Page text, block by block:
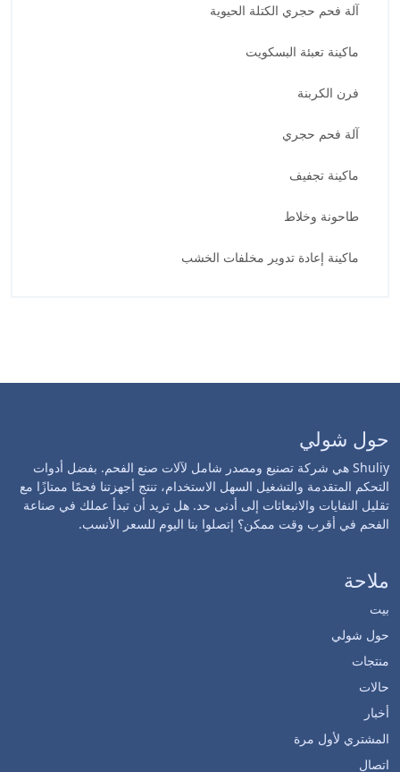
آلة فحم حجري الكتلة الحيوية
ماكينة تعبئة البسكويت
فرن الكربنة
آلة فحم حجري
ماكينة تجفيف
طاحونة وخلاط
ماكينة إعادة تدوير مخلفات الخشب
حول شولي
Shuliy هي شركة تصنيع ومصدر شامل لآلات صنع الفحم. بفضل أدوات
التحكم المتقدمة والتشغيل السهل الاستخدام، تنتج أجهزتنا فحمًا ممتازًا مع
تقليل النفايات والانبعاثات إلى أدنى حد. هل تريد أن تبدأ عملك في صناعة
الفحم في أقرب وقت ممكن؟ إتصلوا بنا اليوم للسعر الأنسب.
ملاحة
بيت
حول شولي
منتجات
حالات
أخبار
المشتري لأول مرة
اتصال